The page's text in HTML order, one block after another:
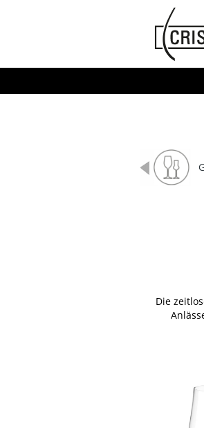
Cristallo
Die